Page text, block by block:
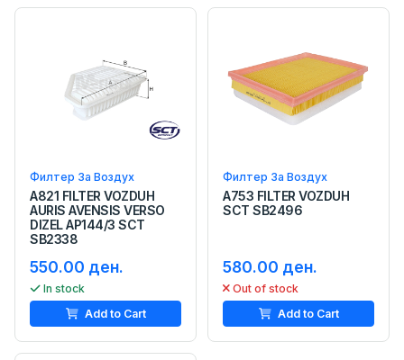
Филтер За Воздух
A821 FILTER VOZDUH
AURIS AVENSIS VERSO
DIZEL AP144/3 SCT
SB2338
550.00 ден.
In stock
Add to Cart
Филтер За Воздух
A753 FILTER VOZDUH
SCT SB2496
580.00 ден.
Out of stock
Add to Cart